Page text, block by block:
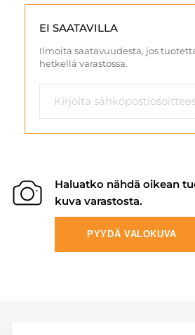
EI SAATAVILLA
Ilmoita saatavuudesta, jos
hetkellä varastossa.
Haluatko nähdä oikean
kuva varastosta.
PYYDÄ VALOKUVA